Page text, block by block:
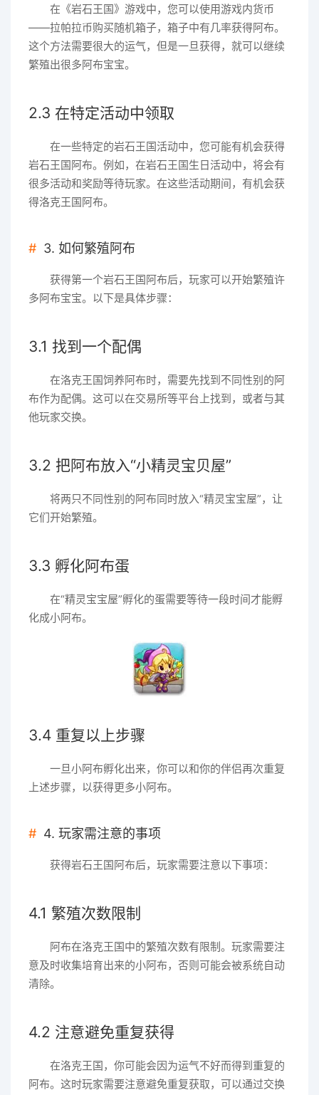
在《岩石王国》游戏中，您可以使用游戏内货币
——拉帕拉币购买随机箱子，箱子中有几率获得阿布。
这个方法需要很大的运气，但是一旦获得，就可以继续
繁殖出很多阿布宝宝。
2.3 在特定活动中领取
在一些特定的岩石王国活动中，您可能有机会获得
岩石王国阿布。例如，在岩石王国生日活动中，将会有
很多活动和奖励等待玩家。在这些活动期间，有机会获
得洛克王国阿布。
3. 如何繁殖阿布
获得第一个岩石王国阿布后，玩家可以开始繁殖许
多阿布宝宝。以下是具体步骤：
3.1 找到一个配偶
在洛克王国饲养阿布时，需要先找到不同性别的阿
布作为配偶。这可以在交易所等平台上找到，或者与其
他玩家交换。
3.2 把阿布放入“小精灵宝贝屋”
将两只不同性别的阿布同时放入“精灵宝宝屋”，让
它们开始繁殖。
3.3 孵化阿布蛋
在“精灵宝宝屋”孵化的蛋需要等待一段时间才能孵
化成小阿布。
3.4 重复以上步骤
一旦小阿布孵化出来，你可以和你的伴侣再次重复
上述步骤，以获得更多小阿布。
4. 玩家需注意的事项
获得岩石王国阿布后，玩家需要注意以下事项：
4.1 繁殖次数限制
阿布在洛克王国中的繁殖次数有限制。玩家需要注
意及时收集培育出来的小阿布，否则可能会被系统自动
清除。
4.2 注意避免重复获得
在洛克王国，你可能会因为运气不好而得到重复的
阿布。这时玩家需要注意避免重复获取，可以通过交换